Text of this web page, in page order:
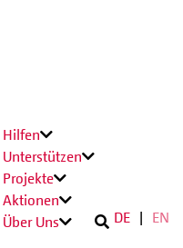
Hilfen
Unterstützen
Projekte
Aktionen
Über Uns
DE EN